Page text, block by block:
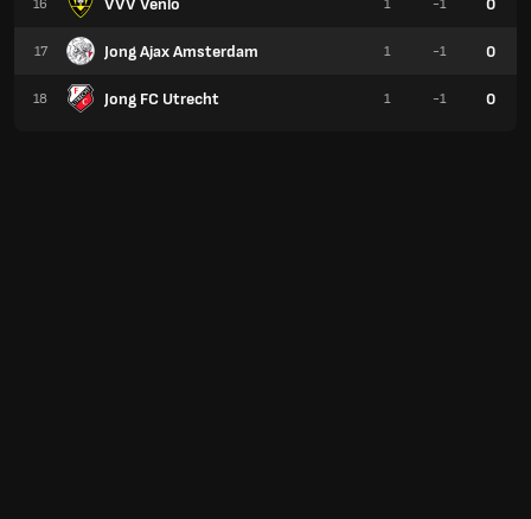
16
17 Jong Ajax Amsterdam
18 Jong FC Utrecht
1 -1
1 -1 0
1 -1 0